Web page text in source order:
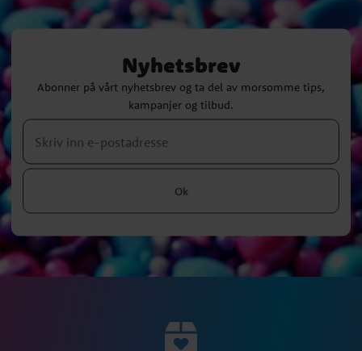
Nyhetsbrev
Abonner på vårt nyhetsbrev og ta del av morsomme tips,
kampanjer og tilbud.
Ok